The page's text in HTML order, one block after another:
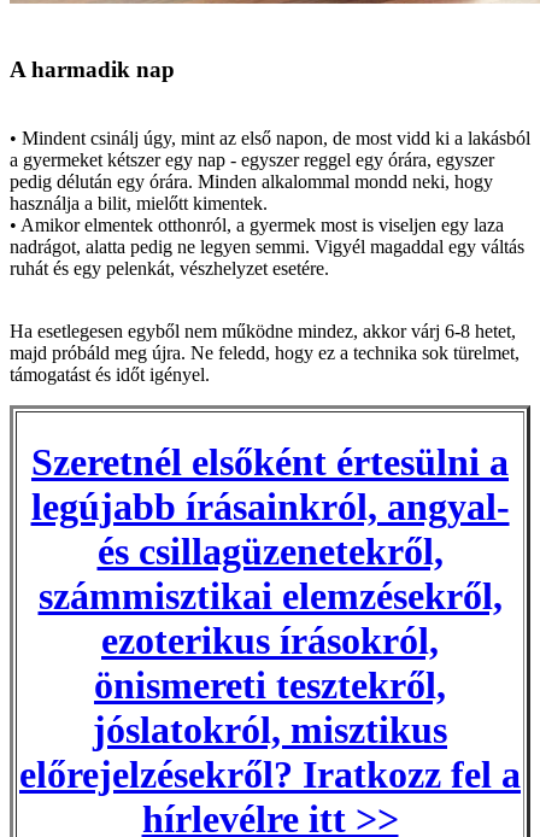
A harmadik nap
• Mindent csinálj úgy, mint az első napon, de most vidd ki a lakásból
a gyermeket kétszer egy nap - egyszer reggel egy órára, egyszer
pedig délután egy órára. Minden alkalommal mondd neki, hogy
használja a bilit, mielőtt kimentek.
• Amikor elmentek otthonról, a gyermek most is viseljen egy laza
nadrágot, alatta pedig ne legyen semmi. Vigyél magaddal egy váltás
ruhát és egy pelenkát, vészhelyzet esetére.
Ha esetlegesen egyből nem működne mindez, akkor várj 6-8 hetet,
majd próbáld meg újra. Ne feledd, hogy ez a technika sok türelmet,
támogatást és időt igényel.
Szeretnél elsőként értesülni a
legújabb írásainkról, angyal-
és csillagüzenetekről,
számmisztikai elemzésekről,
ezoterikus írásokról,
önismereti tesztekről,
jóslatokról, misztikus
előrejelzésekről? Iratkozz fel a
hírlevélre itt >>